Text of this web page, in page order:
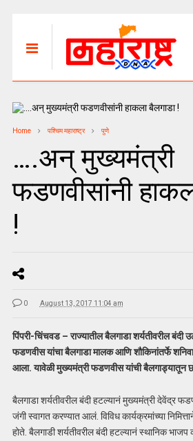
Home पश्चिम महाराष्ट्र पुणे
….अन्‌ मुख्यमंत्री
फडणवीसांनी
!
0 August 13, 2017 11:04 am
पिंपरी-चिंचवड – राज्यातील बैलगाडा शर्यतीवरील बंदी
फडणवीस यांचा बैलगाडा मालक आणि शौकिनांतर्फे
आला. यावेळी मुख्यमंत्री फडणवीस यांची बैलगाड्यातून
बैलगाडा शर्यतीवरील बंदी हटल्यानं मुख्यमंत्री देवेंद्र
जंगी स्वागत करण्यात आलं. विविध कार्यक्रमांच्या
होते. बैलगाडी शर्यतीवरील बंदी हटल्यानं स्थानिक भाजप